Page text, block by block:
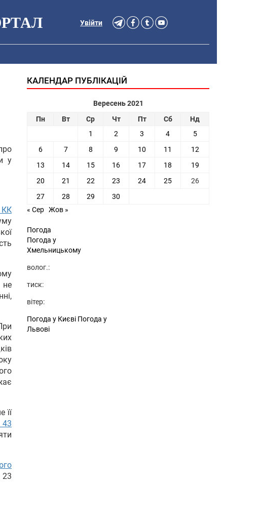
Увійти
у
КК
її
43
23
КАЛЕНДАР ПУБЛІКАЦІЙ
Вересень 2021
Пн
Вт Ср Чт Пт Сб
Нд
1
2 3 4
5
6
7 8 9 10 11
12
13
14 15 16 17 18
19
20
21 22 23 24 25
26
27
28 29
30
« Сер Жов »
Погода
Погода у
Хмельницькому
волог.:
тиск:
вітер:
Погода у Києві Погода у
Львові